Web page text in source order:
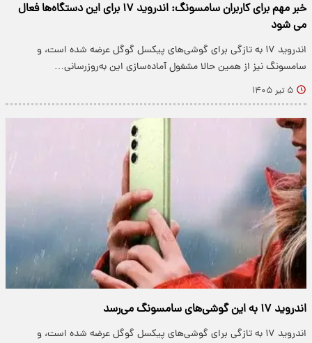
خبر مهم برای کاربران سامسونگ: اندروید ۱۷ برای این دستگاه‌ها فعال
می شود
اندروید ۱۷ به تازگی برای گوشی‌های پیکسل گوگل عرضه شده است، و
سامسونگ نیز از همین حالا مشغول آماده‌سازی این به‌روزرسانی…
۵ تیر ۱۴۰۵
اندروید ۱۷ به این گوشی‌های سامسونگ می‌رسد
اندروید ۱۷ به تازگی برای گوشی‌های پیکسل گوگل عرضه شده است، و